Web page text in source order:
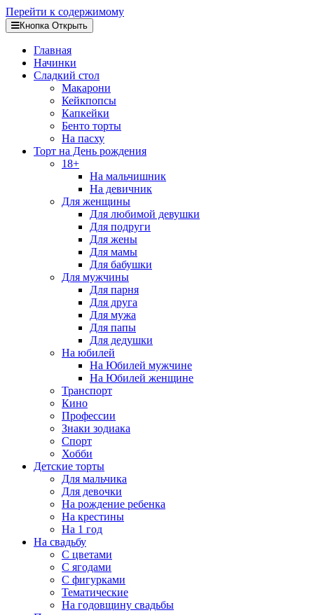
Перейти к содержимому
Кнопка Открыть
Главная
Начинки
Сладкий стол
Макарони
Кейкпопсы
Капкейки
Бенто торты
На пасху
Торт на День рождения
18+
На мальчишник
На девичник
Для женщины
Для любимой девушки
Для подруги
Для жены
Для мамы
Для бабушки
Для мужчины
Для парня
Для друга
Для мужа
Для папы
Для дедушки
На юбилей
На Юбилей мужчине
На Юбилей женщине
Транспорт
Кино
Профессии
Знаки зодиака
Спорт
Хобби
Детские торты
Для мальчика
Для девочки
На рождение ребенка
На крестины
На 1 год
На свадьбу
С цветами
С ягодами
С фигурками
Тематические
На годовщину свадьбы